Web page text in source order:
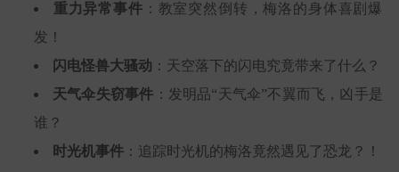
重力异常事件 ：教室突然倒转，梅洛的身体喜剧爆
发！
闪电怪兽大骚动 ：天空落下的闪电究竟带来了什么？
天气伞失窃事件 ：发明品“天气伞”不翼而飞，凶手是
谁？
时光机事件：追踪时光机的梅洛竟然遇见了恐龙？！